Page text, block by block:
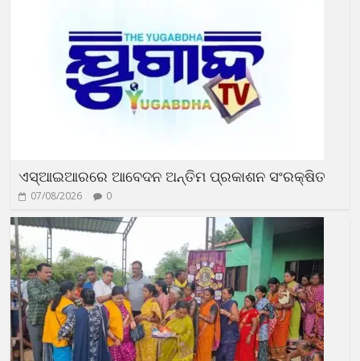
ଏସ୍‌ଆଇଆରରେ ଆବେଦନ ଅନ୍ତିମ ପ୍ରକାଶନ ସଂରକ୍ଷିତ
07/08/2026 0